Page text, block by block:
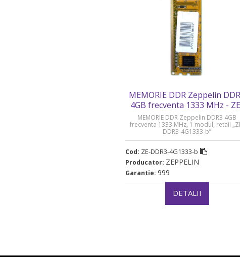
MEMORIE DDR Zeppelin
4GB frecventa 1333 MHz -
DDR3-4G1333-b
MEMORIE DDR Zeppelin DDR3 4GB
frecventa 1333 MHz, 1 modul, retail
DDR3-4G1333-b”
Cod: ZE-DDR3-4G1333-b
Producator: ZEPPELIN
Garantie: 999
DETALII